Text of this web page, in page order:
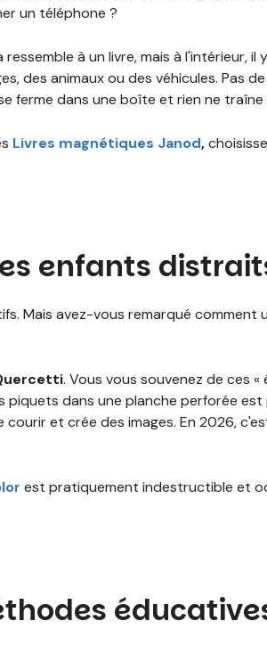
un téléphone ?
ressemble à un livre, mais à l'intérieur,
des animaux ou des véhicules. Pas
ferme dans une boîte et rien ne
Livres magnétiques Janod,
enfants
Mais avez-vous remarqué
. Vous vous souvenez de ces
dans une planche perforée
et crée des images. En 2026,
est pratiquement indestructible et